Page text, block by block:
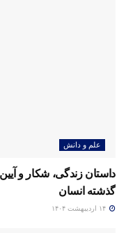
علم و دانش
گذشته انسان